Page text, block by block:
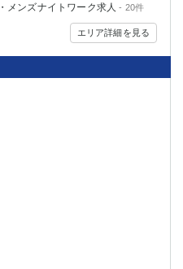
メンズナイトワーク求人 - 20件
エリア詳細を見る